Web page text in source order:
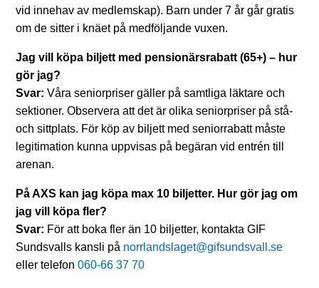
vid innehav av medlemskap). Barn under 7 år går gratis
om de sitter i knäet på medföljande vuxen.
Jag vill köpa biljett med pensionärsrabatt (65+) – hur
gör jag?
Svar: Våra seniorpriser gäller på samtliga läktare och
sektioner. Observera att det är olika seniorpriser på stå-
och sittplats. För köp av biljett med seniorrabatt måste
legitimation kunna uppvisas på begäran vid entrén till
arenan.
På AXS kan jag köpa max 10 biljetter. Hur gör jag om
jag vill köpa fler?
Svar: För att boka fler än 10 biljetter, kontakta GIF
Sundsvalls kansli på norrlandslaget@gifsundsvall.se
eller telefon060-66 37 70